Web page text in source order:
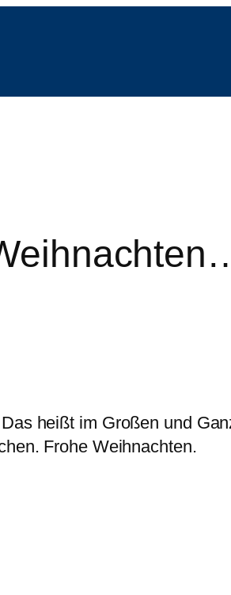
heißt im Großen und
Frohe Weihnachten.